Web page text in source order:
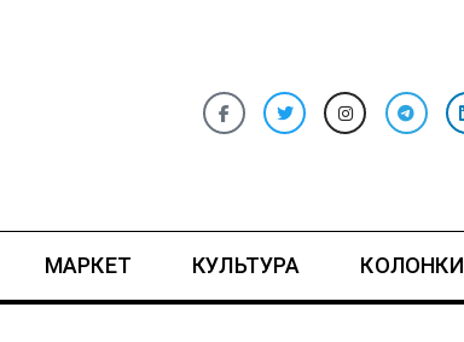
МАРКЕТ КУЛЬТУРА КОЛОНКИ